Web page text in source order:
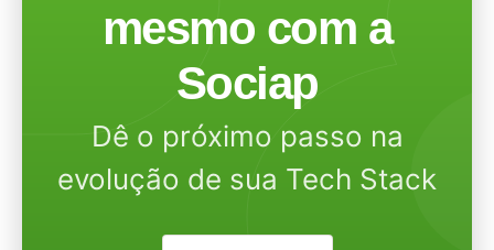
mesmo com a
Sociap
Dê o próximo passo na
evolução de sua Tech Stack